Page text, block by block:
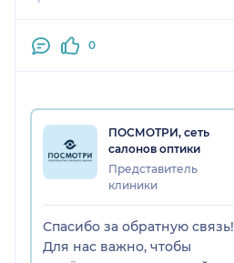
Остались положительные
впечатления от посещения
0
ПОСМОТРИ, сеть
салонов оптики
Представитель
клиники
Спасибо за обратную связь!
Для нас важно, чтобы